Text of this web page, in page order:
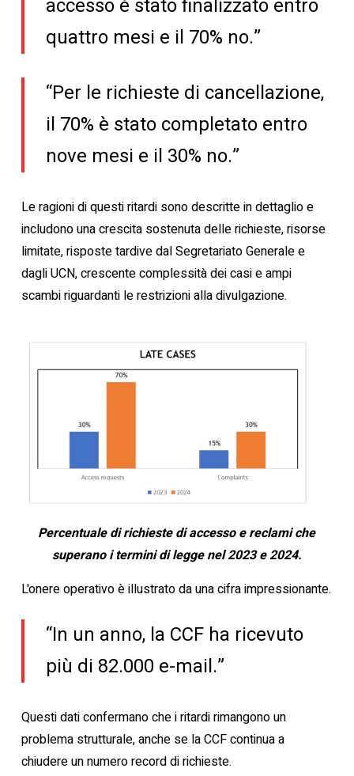
accesso è stato finalizzato entro
quattro mesi e il 70% no.”
“Per le richieste di cancellazione,
il 70% è stato completato entro
nove mesi e il 30% no.”
Le ragioni di questi ritardi sono descritte in dettaglio e
includono una crescita sostenuta delle richieste, risorse
limitate, risposte tardive dal Segretariato Generale e
dagli UCN, crescente complessità dei casi e ampi
scambi riguardanti le restrizioni alla divulgazione.
Percentuale di richieste di accesso e reclami che
superano i termini di legge nel 2023 e 2024.
L'onere operativo è illustrato da una cifra impressionante.
“In un anno, la CCF ha ricevuto
più di 82.000 e-mail.”
Questi dati confermano che i ritardi rimangono un
problema strutturale, anche se la CCF continua a
chiudere un numero record di richieste.